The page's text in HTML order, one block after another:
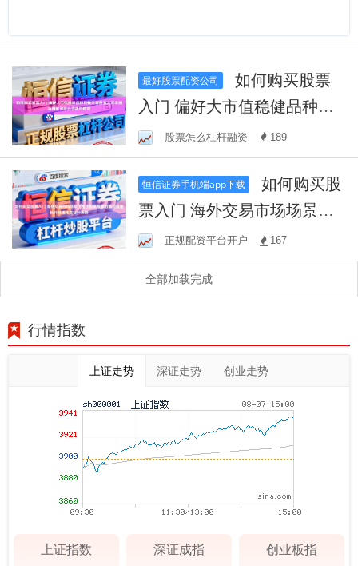
最好股票配资公司
如何购买股票
入门 偏好大市值稳健品种的
投资者在亚太资本圈运用配
资平台合规性核查
股票怎么杠杆融资 189
恒信证券手机端app下载
如何购买股
票入门 海外交易市场场景下
推荐配资股票的风控流程执
行标准化实证分析路
正规配资平台开户 167
全部加载完成
行情指数
上证走势 深证走势 创业走势
上证指数 深证成指 创业板指